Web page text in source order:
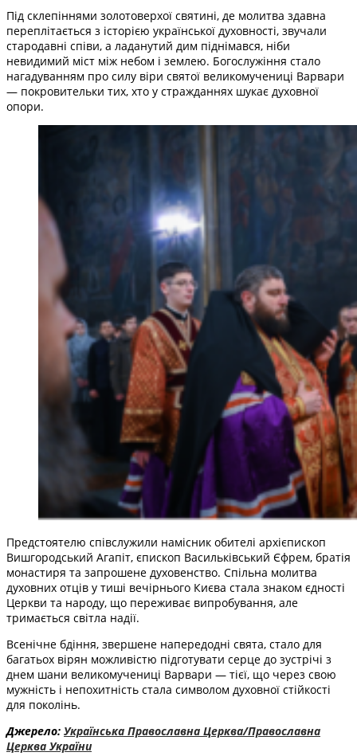
Під склепіннями золотоверхої святині, де молитва здавна
переплітається з історією української духовності, звучали
стародавні співи, а ладанутий дим піднімався, ніби
невидимий міст між небом і землею. Богослужіння стало
нагадуванням про силу віри святої великомучениці Варвари
— покровительки тих, хто у стражданнях шукає духовної
опори.
Предстоятелю співслужили намісник обителі архієпископ
Вишгородський Агапіт, єпископ Васильківський Єфрем, братія
монастиря та запрошене духовенство. Спільна молитва
духовних отців у тиші вечірнього Києва стала знаком єдності
Церкви та народу, що переживає випробування, але
тримається світла надії.
Всенічне бдіння, звершене напередодні свята, стало для
багатьох вірян можливістю підготувати серце до зустрічі з
днем шани великомучениці Варвари — тієї, що через свою
мужність і непохитність стала символом духовної стійкості
для поколінь.
Джерело: Українська Православна Церква/Православна
Церква України